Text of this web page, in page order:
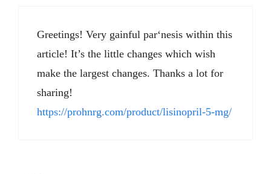
Greetings! Very gainful par‘nesis within this
article! It’s the little changes which wish
make the largest changes. Thanks a lot for
sharing!
https://prohnrg.com/product/lisinopril-5-mg/